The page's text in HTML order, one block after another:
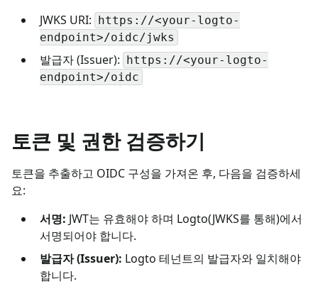
JWKS URI:
https://<your-logto-
endpoint>/oidc/jwks
발급자 (Issuer):
https://<your-logto-
endpoint>/oidc
토큰 및 권한 검증하기
토큰을 추출하고 OIDC 구성을 가져온 후, 다음을 검증하세
요:
서명: JWT는 유효해야 하며 Logto(JWKS를 통해)에서
서명되어야 합니다.
발급자 (Issuer): Logto 테넌트의 발급자와 일치해야
합니다.